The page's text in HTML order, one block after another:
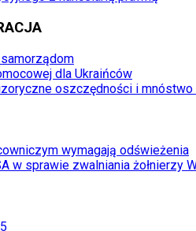
dla Ukraińców
oszczędności i mnóstwo
wymagają odświeżenia
w sprawie zwalniania żołnierzy